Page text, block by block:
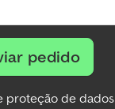
pedido
proteção de dados